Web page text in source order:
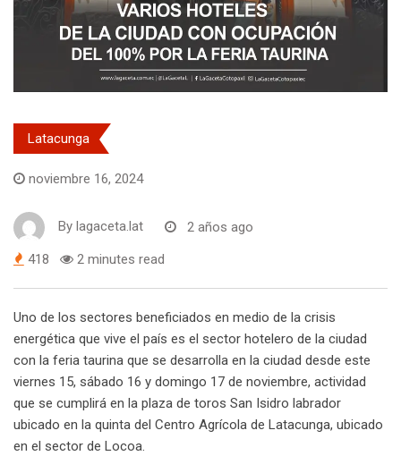
Latacunga
noviembre 16, 2024
By lagaceta.lat 2 años ago
418 2 minutes read
Uno de los sectores beneficiados en medio de la crisis
energética que vive el país es el sector hotelero de la ciudad
con la feria taurina que se desarrolla en la ciudad desde este
viernes 15, sábado 16 y domingo 17 de noviembre, actividad
que se cumplirá en la plaza de toros San Isidro labrador
ubicado en la quinta del Centro Agrícola de Latacunga, ubicado
en el sector de Locoa.